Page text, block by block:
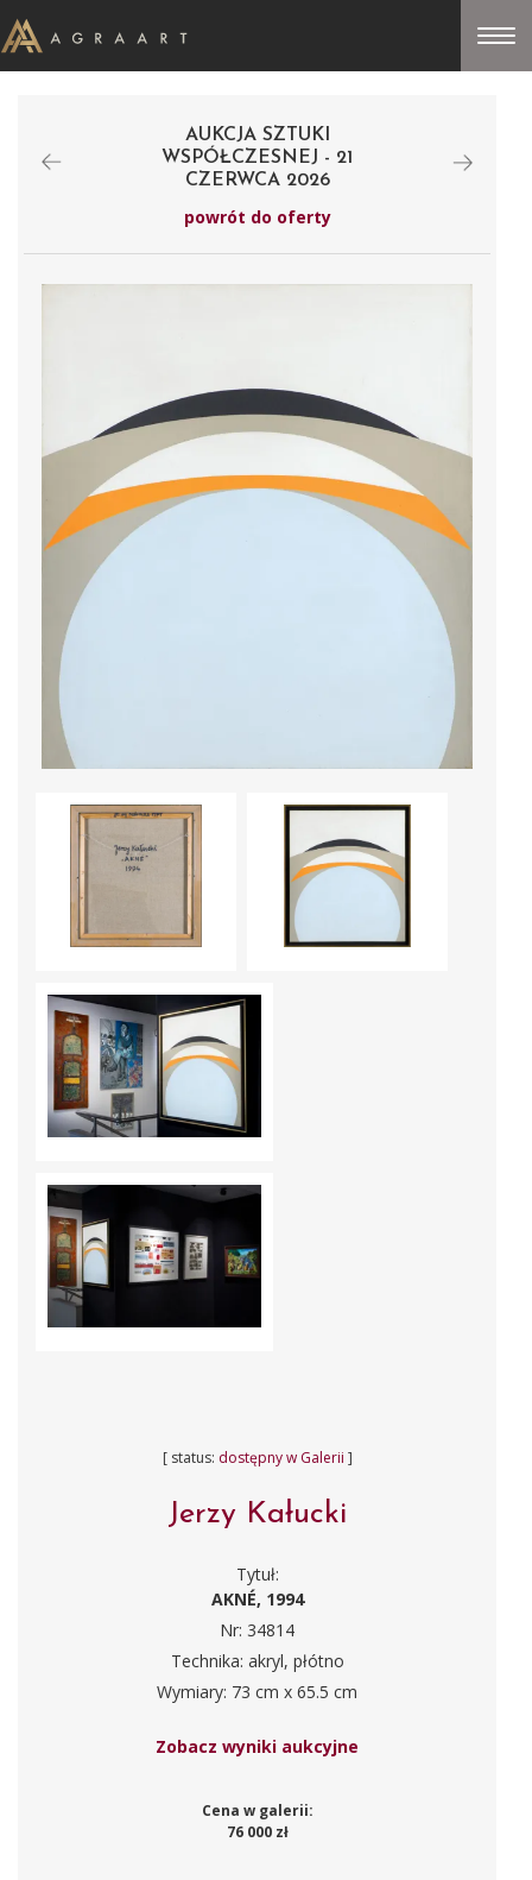
AUKCJA SZTUKI
WSPÓŁCZESNEJ - 21
CZERWCA 2026
powrót do oferty
[ status: dostępny w Galerii ]
Jerzy Kałucki
Tytuł:
AKNÉ, 1994
Nr: 34814
Technika: akryl, płótno
Wymiary: 73 cm x 65.5 cm
Zobacz wyniki aukcyjne
Cena w galerii:
76 000 zł